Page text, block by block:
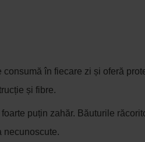
consumă în fiecare zi și oferă
și fibre.
puțin zahăr. Băuturile
necunoscute.